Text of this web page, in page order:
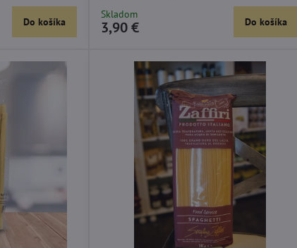
Do košíka
Skladom
3,90 € Do košíka